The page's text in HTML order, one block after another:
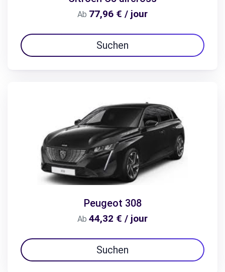
Ab 77,96 € / jour
Suchen
Peugeot 308
Ab 44,32 € / jour
Suchen